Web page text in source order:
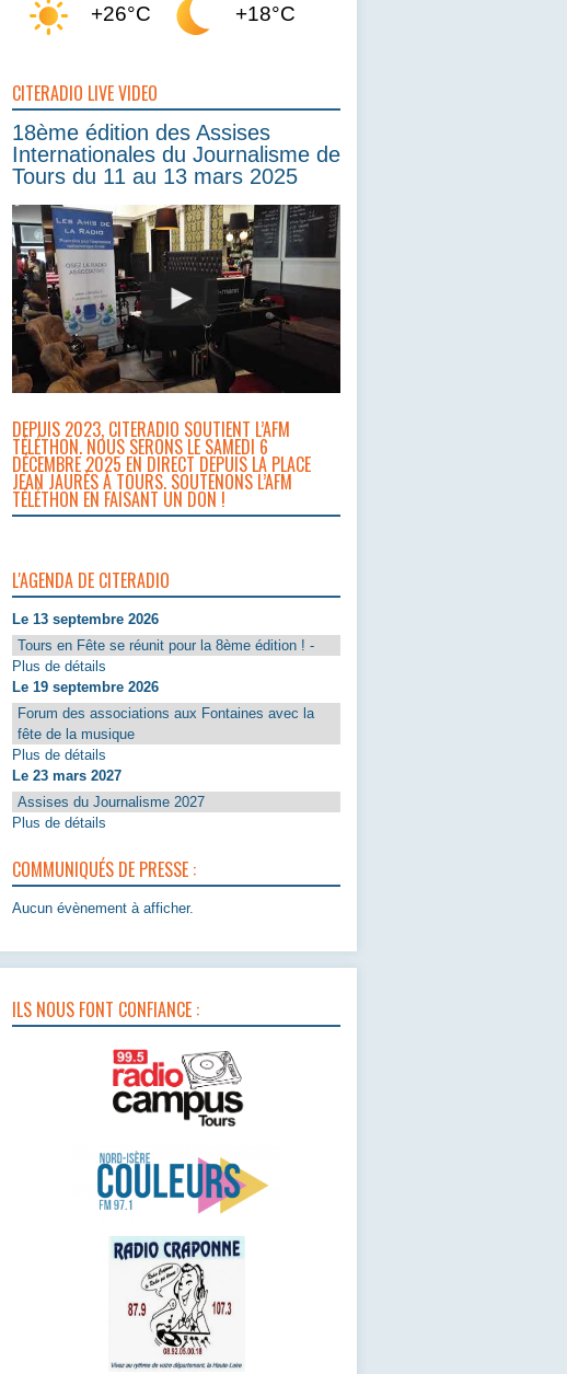
+26°C +18°C
CITERADIO LIVE VIDEO
18ème édition des Assises
Internationales du Journalisme de
Tours du 11 au 13 mars 2025
DEPUIS 2023, CITERADIO SOUTIENT L’AFM
TÉLÉTHON. NOUS SERONS LE SAMEDI 6
DÉCEMBRE 2025 EN DIRECT DEPUIS LA PLACE
JEAN JAURÈS À TOURS. SOUTENONS L’AFM
TÉLÉTHON EN FAISANT UN DON !
L'AGENDA DE CITERADIO
Le 13 septembre 2026
Tours en Fête se réunit pour la 8ème édition ! -
Plus de détails
Le 19 septembre 2026
Forum des associations aux Fontaines avec la
fête de la musique
Plus de détails
Le 23 mars 2027
Assises du Journalisme 2027
Plus de détails
COMMUNIQUÉS DE PRESSE :
Aucun évènement à afficher.
ILS NOUS FONT CONFIANCE :